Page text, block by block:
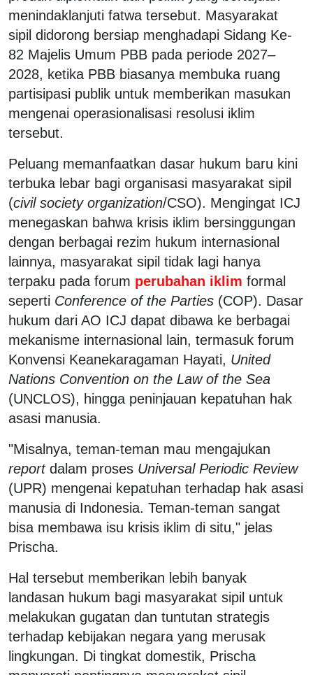
menindaklanjuti fatwa tersebut. Masyarakat
sipil didorong bersiap menghadapi Sidang Ke-
82 Majelis Umum PBB pada periode 2027–
2028, ketika PBB biasanya membuka ruang
partisipasi publik untuk memberikan masukan
mengenai operasionalisasi resolusi iklim
tersebut.
Peluang memanfaatkan dasar hukum baru kini
terbuka lebar bagi organisasi masyarakat sipil
(civil society organization/CSO). Mengingat ICJ
menegaskan bahwa krisis iklim bersinggungan
dengan berbagai rezim hukum internasional
lainnya, masyarakat sipil tidak lagi hanya
terpaku pada forum perubahan iklim formal
seperti Conference of the Parties (COP). Dasar
hukum dari AO ICJ dapat dibawa ke berbagai
mekanisme internasional lain, termasuk forum
Konvensi Keanekaragaman Hayati, United
Nations Convention on the Law of the Sea
(UNCLOS), hingga peninjauan kepatuhan hak
asasi manusia.
"Misalnya, teman-teman mau mengajukan
reportdalam proses Universal Periodic Review
(UPR) mengenai kepatuhan terhadap hak asasi
manusia di Indonesia. Teman-teman sangat
bisa membawa isu krisis iklim di situ," jelas
Prischa.
Hal tersebut memberikan lebih banyak
landasan hukum bagi masyarakat sipil untuk
melakukan gugatan dan tuntutan strategis
terhadap kebijakan negara yang merusak
lingkungan. Di tingkat domestik, Prischa